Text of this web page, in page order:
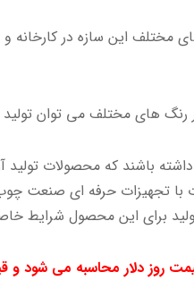
مختلف این سازه در کارخانه
باشند که محصولات
تجهیزات حرفه ای صنعت چوب
برای این محصول شرایط
روز دلار محاسبه می شود و